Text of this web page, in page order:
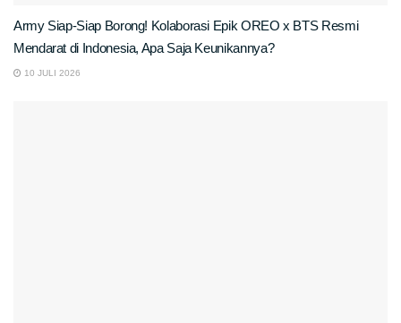
Army Siap-Siap Borong! Kolaborasi Epik OREO x BTS Resmi
Mendarat di Indonesia, Apa Saja Keunikannya?
10 JULI 2026